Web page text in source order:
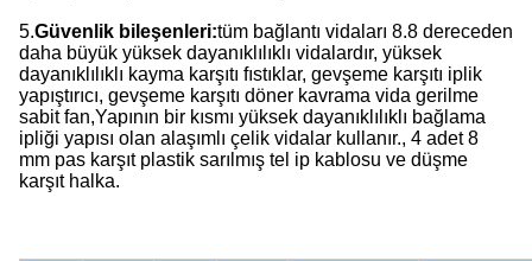
5.Güvenlik bileşenleri:tüm bağlantı vidaları 8.8 dereceden
daha büyük yüksek dayanıklılıklı vidalardır, yüksek
dayanıklılıklı kayma karşıtı fıstıklar, gevşeme karşıtı iplik
yapıştırıcı, gevşeme karşıtı döner kavrama vida gerilme
sabit fan,Yapının bir kısmı yüksek dayanıklılıklı bağlama
ipliği yapısı olan alaşımlı çelik vidalar kullanır., 4 adet 8
mm pas karşıt plastik sarılmış tel ip kablosu ve düşme
karşıt halka.